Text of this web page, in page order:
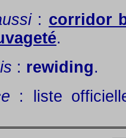
: corridor
.
: rewiding.
: liste